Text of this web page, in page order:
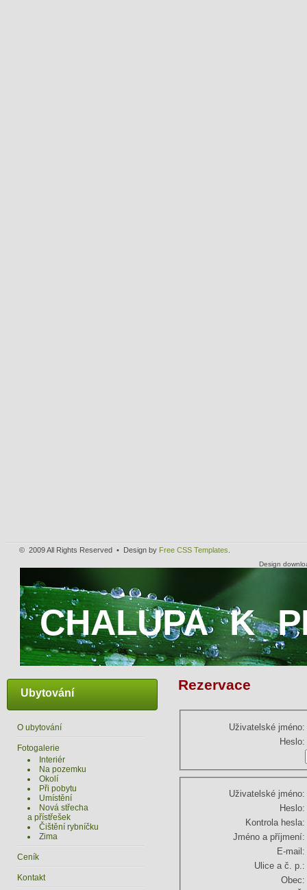
© 2009 All Rights Reserved • Design by Free CSS Templates.
Design
CHALUPA K
Ubytování
O ubytování
Fotogalerie
Interiér
Na pozemku
Okolí
Při pobytu
Umístění
Nová střecha
a přístřešek
Čištění rybníčku
Zima
Ceník
Kontakt
Rezervace
Uživatelské jméno:
Heslo:
Uživatelské jméno:
Heslo:
Kontrola hesla:
Jméno a příjmení:
E-mail:
Ulice a č. p.:
Obec: